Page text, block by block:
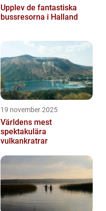
Upplev de fantastiska
bussresorna i Halland
19 november 2025
Världens mest
spektakulära
vulkankratrar